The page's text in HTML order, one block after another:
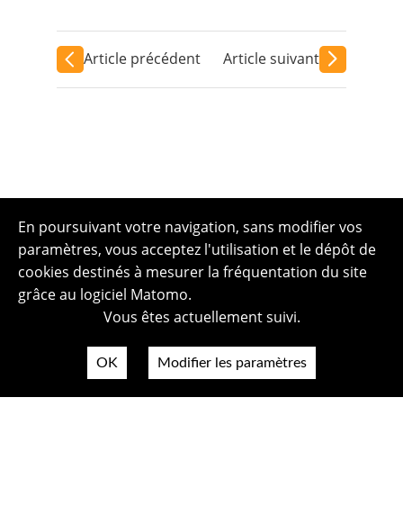
Article précédent Article suivant
En poursuivant votre navigation, sans modifier vos
paramètres, vous acceptez l'utilisation et le dépôt de
cookies destinés à mesurer la fréquentation du site
grâce au logiciel Matomo.
Vous êtes actuellement suivi.
OK Modifier les paramètres